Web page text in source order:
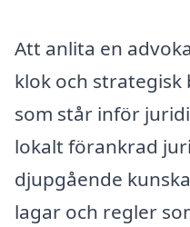
Att anlita en
klok och
som står inför
lokalt förankrad
djupgående
lagar och regler